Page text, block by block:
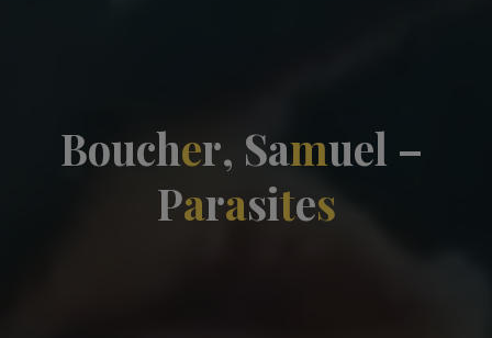
Boucher, Samuel –
Parasites